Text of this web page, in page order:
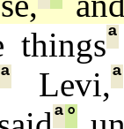
thingsª
ª Levi,ª
ª°